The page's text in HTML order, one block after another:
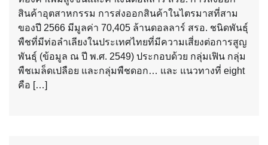
สินค้าอุตสาหกรรม การส่งออกสินค้าในไตรมาสที่สาม
ของปี 2566 มีมูลค่า 70,405 ล้านดอลลาร์ สรอ. ชนิดพันธุ์
พืชที่มีท่อลำเลียงในประเทศไทยที่มีความเสี่ยงต่อการสูญ
พันธุ์ (ข้อมูล ณ ปี พ.ศ. 2549) ประกอบด้วย กลุ่มเฟิน กลุ่ม
พืชเมล็ดเปลือย และกลุ่มพืชดอก… และ แนวทางที่ eight
คือ […]